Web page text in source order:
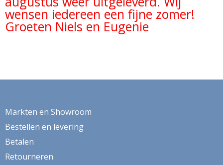
wensen iedereen een fijne zomer!
Groeten Niels en Eugenie
Markten en Showroom
Bestellen en levering
Betalen
Retourneren